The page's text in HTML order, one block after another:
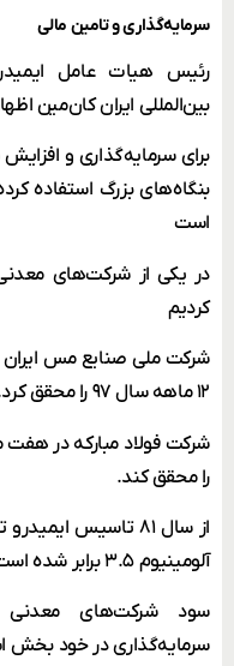
سرمایه‌گذاری و تامین مالی
رئیس هیات عامل
بین‌المللی ایران کان‌مین
برای سرمایه‌گذاری و
بنگاه‌های بزرگ استفاده
است
کردیم
شرکت ملی صنایع مس
۱۲ ماهه سال ۹۷ را محقق کرد.
را محقق کند.
آلومینیوم ۳.۵ برابر شده است.
سود شرکت‌های معدنی
سرمایه‌گذاری در خود بخش